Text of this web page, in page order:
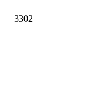
3302